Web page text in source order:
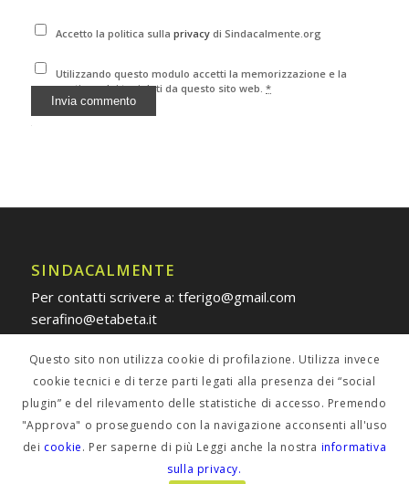
Accetto la politica sullaprivacydi Sindacalmente.org
Utilizzando questo modulo accetti la memorizzazione e la
gestione dei tuoi dati da questo sito web.*
SINDACALMENTE
Per contatti scrivere a: tferigo@gmail.com
serafino@etabeta.it
POLICY PRIVACY
Informativa estesa
Questo sito non utilizza cookie di profilazione. Utilizza invece
cookie tecnici e di terze parti legati alla presenza dei “social
plugin” e del rilevamento delle statistiche di accesso. Premendo
"Approva" o proseguendo con la navigazione acconsenti all'uso
dei cookie. Per saperne di più Leggi anche la nostra informativa
sulla privacy.